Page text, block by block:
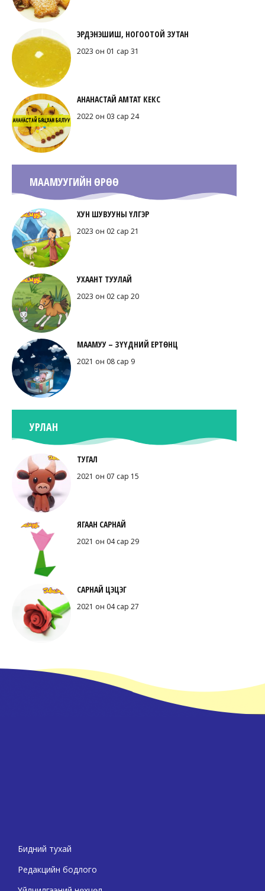
ЭРДЭНЭШИШ, НОГООТОЙ ЗУТАН
2023 он 01 сар 31
АНАНАСТАЙ АМТАТ КЕКС
2022 он 03 сар 24
МААМУУГИЙН ӨРӨӨ
ХУН ШУВУУНЫ ҮЛГЭР
2023 он 02 сар 21
УХААНТ ТУУЛАЙ
2023 он 02 сар 20
МААМУУ – ЗҮҮДНИЙ ЕРТӨНЦ
2021 он 08 сар 9
УРЛАН
ТУГАЛ
2021 он 07 сар 15
ЯГААН САРНАЙ
2021 он 04 сар 29
САРНАЙ ЦЭЦЭГ
2021 он 04 сар 27
Бидний тухай
Редакцийн бодлого